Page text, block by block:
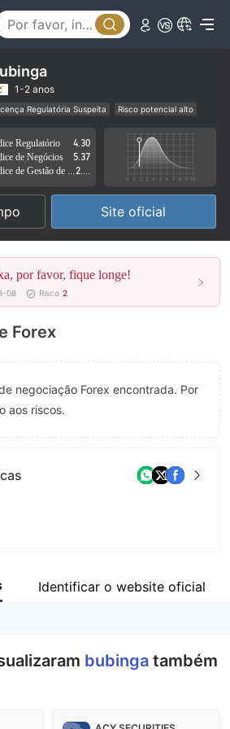
1-2 anos
Regulatória Suspeita Risco potencial alto
Regulatório
4.30
de Negócios
5.37
Site oficial
por favor, fique longe!
08 Risco 2
Forex
negociação Forex encontrada. Por
aos riscos.
Identificar o website oficial
bubinga também